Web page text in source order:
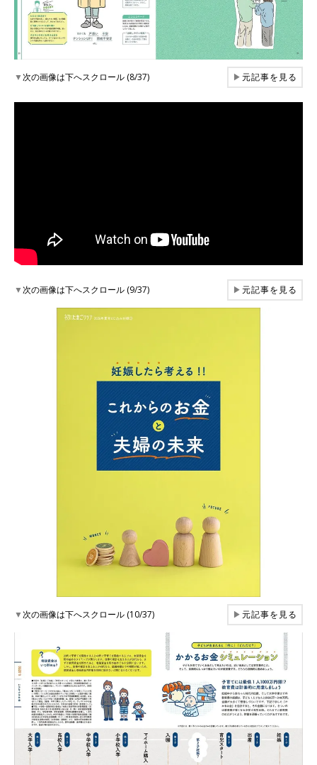
▼次の画像は下へスクロール (8/37) ▶元記事を見る
▼次の画像は下へスクロール (9/37) ▶元記事を見る
▼次の画像は下へスクロール (10/37) ▶元記事を見る